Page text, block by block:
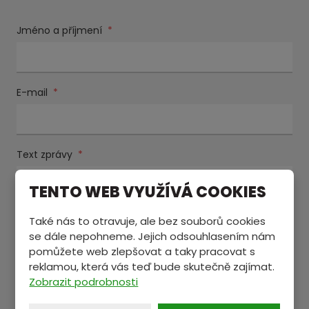
Jméno a příjmení *
E-mail *
Text zprávy *
TENTO WEB VYUŽÍVÁ COOKIES
Také nás to otravuje, ale bez souborů cookies
se dále nepohneme. Jejich odsouhlasením nám
pomůžete web zlepšovat a taky pracovat s
reklamou, která vás teď bude skutečně zajímat.
Zobrazit podrobnosti